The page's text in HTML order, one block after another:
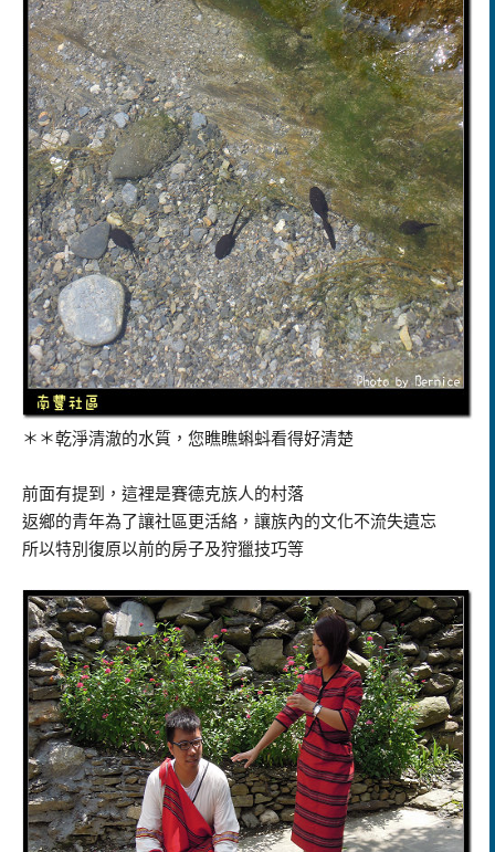
＊＊乾淨清澈的水質，您瞧瞧蝌蚪看得好清楚
前面有提到，這裡是賽德克族人的村落
返鄉的青年為了讓社區更活絡，讓族內的文化不流失遺忘
所以特別復原以前的房子及狩獵技巧等